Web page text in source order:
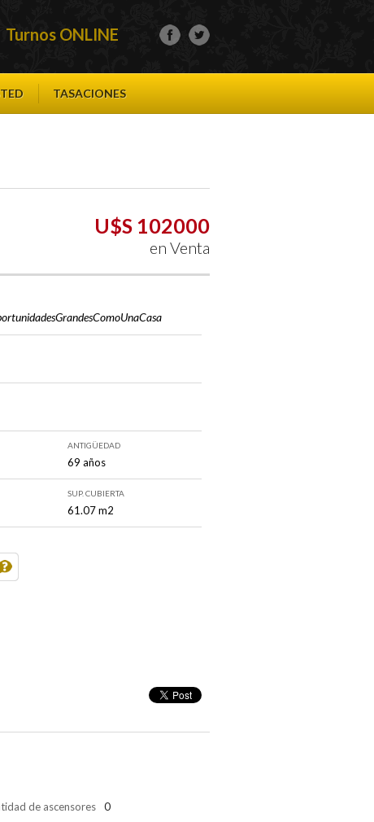
Turnos ONLINE
TASACIONES
U$S 102000
en Venta
ANTIGÜEDAD
69 años
SUP. CUBIERTA
61.07 m2
de ascensores
0